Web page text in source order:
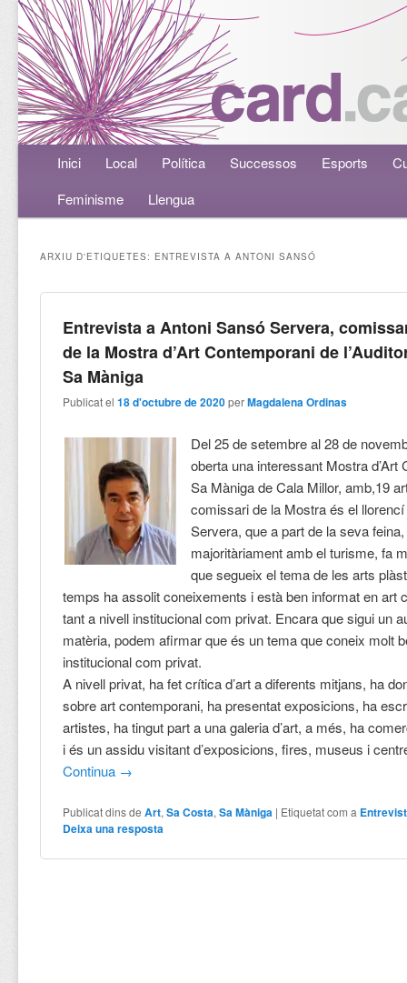
Menú principalAneu al contingut principal
Aneu al contingut secundari
Inici Local Política Successos Esports
Feminisme
Llengua
ARXIU D'ETIQUETES: ENTREVISTA A ANTONI SANSÓ
Entrevista a Antoni Sansó Servera,
de la Mostra d’Art Contemporani de
Sa Màniga
Publicat el18 d'octubre de 2020 perMagdalena Ordinas
Del 25 de setembre al 28 de
oberta una interessant Mostra d’Art
Sa Màniga de Cala Millor, amb,19
comissari de la Mostra és el
Servera, que a part de la seva
majoritàriament amb el turisme, fa
que segueix el tema de les arts
temps ha assolit coneixements i està ben informat en art
tant a nivell institucional com privat. Encara que sigui un
matèria, podem afirmar que és un tema que coneix molt
institucional com privat.
A nivell privat, ha fet crítica d’art a diferents mitjans, ha
sobre art contemporani, ha presentat exposicions, ha
artistes, ha tingut part a una galeria d’art, a més, ha
i és un assidu visitant d’exposicions, fires, museus i
Continua →
Publicat dins de Art,Sa Costa,Sa Màniga | Etiquetat com a
Deixa una resposta